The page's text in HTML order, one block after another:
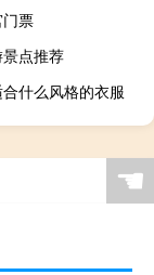
票
点推荐
什么风格的衣服
☚